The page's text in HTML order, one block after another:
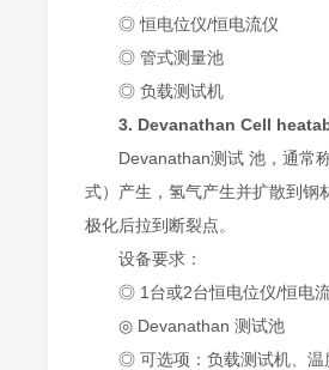
◎ 恒电位仪/恒电流仪
◎ 管式测量池
◎ 负载测试机
3. Devanathan Cell
Devanathan测试 池，通常
式）产生，氢气产生并扩散到钢
极化后拉到断裂点。
设备要求：
◎ 1台或2台恒电位仪/恒电
◎ Devanathan 测试池
◎ 可选项：负载测试机、温